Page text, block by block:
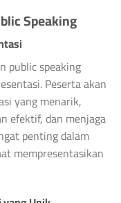
Speaking
public speaking
Peserta akan
yang menarik,
efektif, dan menjaga
penting dalam
mempresentasikan